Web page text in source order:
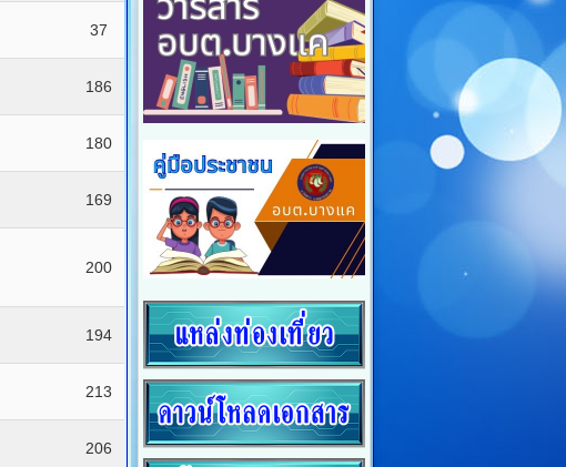
37
186
180
169
200
194
213
206